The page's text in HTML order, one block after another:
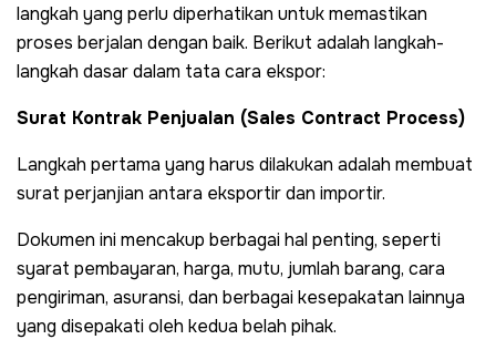
langkah yang perlu diperhatikan untuk memastikan
proses berjalan dengan baik. Berikut adalah langkah-
langkah dasar dalam tata cara ekspor:
Surat Kontrak Penjualan (Sales Contract Process)
Langkah pertama yang harus dilakukan adalah membuat
surat perjanjian antara eksportir dan importir.
Dokumen ini mencakup berbagai hal penting, seperti
syarat pembayaran, harga, mutu, jumlah barang, cara
pengiriman, asuransi, dan berbagai kesepakatan lainnya
yang disepakati oleh kedua belah pihak.